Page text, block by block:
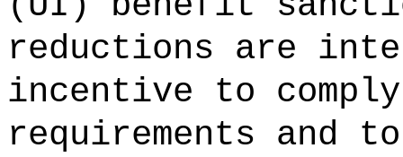
reductions are
incentive to
requirements and